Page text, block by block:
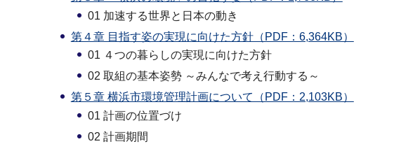
01 加速する世界と日本の動き
第４章 目指す姿の実現に向けた方針（PDF：6,364KB）
01 ４つの暮らしの実現に向けた方針
02 取組の基本姿勢 ～みんなで考え行動する～
第５章 横浜市環境管理計画について（PDF：2,103KB）
01 計画の位置づけ
02 計画期間